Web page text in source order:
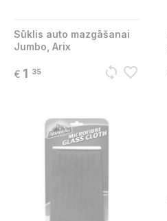
Sūklis auto mazgāšanai
Jumbo, Arix
€ 1 35 sync favorite_border